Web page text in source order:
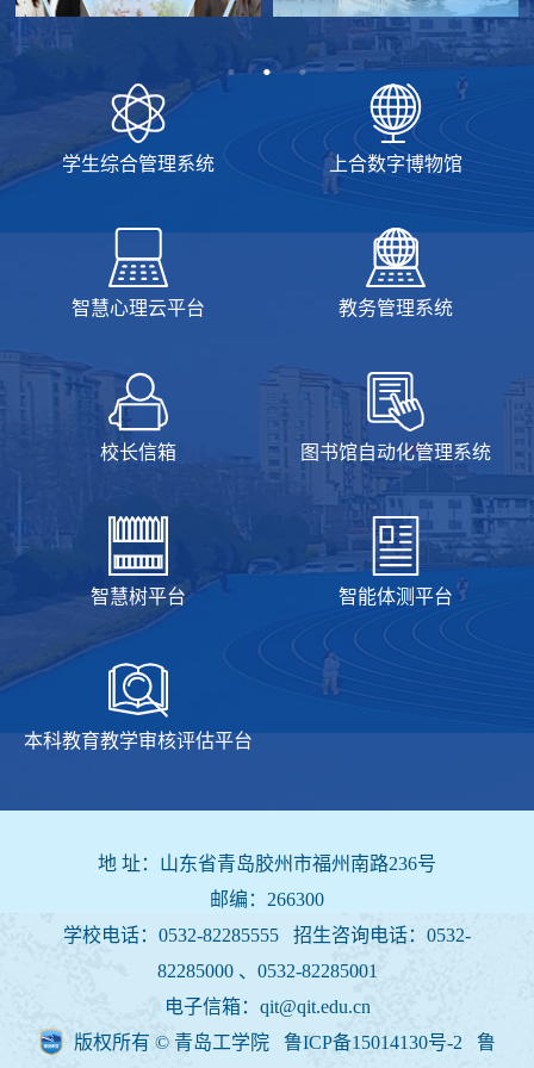
学生综合管理系统 上合数字博物馆
智慧心理云平台 教务管理系统
校长信箱 图书馆自动化管理系统
智慧树平台 智能体测平台
本科教育教学审核评估平台
地 址：山东省青岛胶州市福州南路236号
邮编：266300
学校电话：0532-82285555 招生咨询电话： 0532-
82285000 、0532-82285001
电子信箱：qit@qit.edu.cn
版权所有 © 青岛工学院 鲁ICP备15014130号-2
鲁